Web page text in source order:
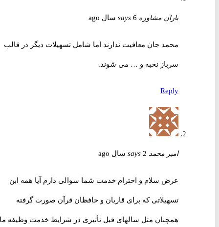
باران مشاوره says 6 سال ago
محمد جان معافیت ندارند اما شامل تسهیلات دیگر در قالب
سرباز نخبه و … می شوند.
Reply
امیر محمد says 2 سال ago
عرض سلام و احترام خدمت شما سوالی دارم آیا همه ابن
تسهیلاتی که برای قاریان و حافظان قرآن صورت گرفته
همچنان مثل سالهای قبل تأثیری در شرایط خدمت وظیفه ما